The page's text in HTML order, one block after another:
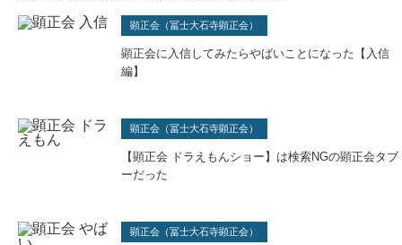
顕正会（冨士大石寺顕正会）
顕正会に入信してみたらやばいことになった【入信
編】
顕正会（冨士大石寺顕正会）
【顕正会 ドラえもんショー】は検索NGの顕正会タブ
ーだった
顕正会（冨士大石寺顕正会）